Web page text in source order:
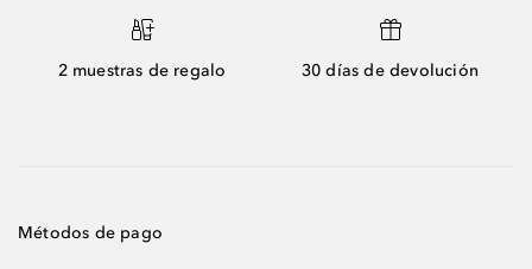
2 muestras de regalo 30 días de devolución
Métodos de pago